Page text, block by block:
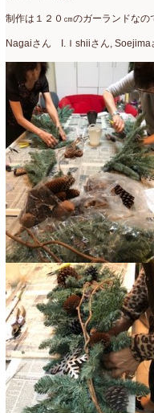
制作は１２０㎝のガーランドな
Nagaiさん I.Ｉshiiさん,